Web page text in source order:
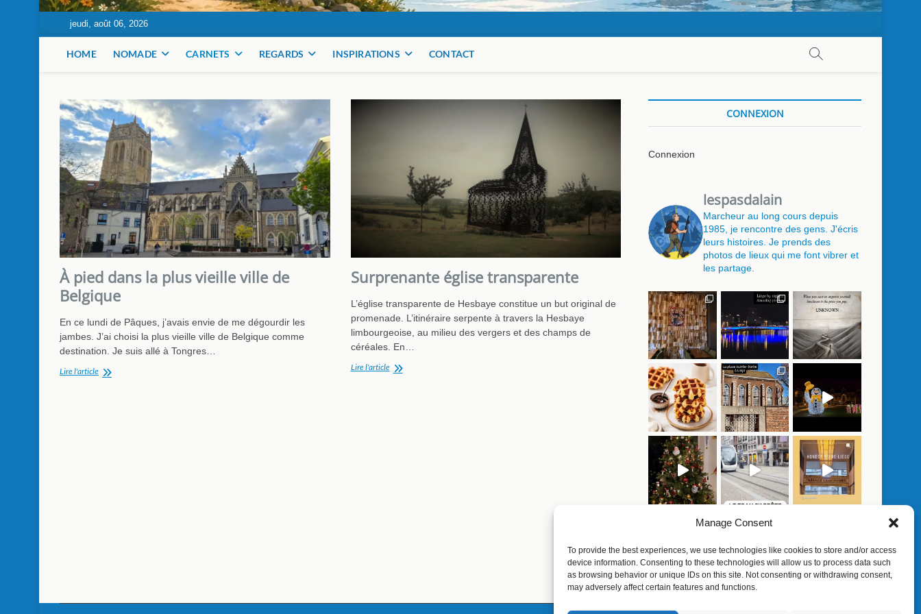
Manage Consent
To provide the best experiences, we use technologies like cookies to store and/or access
device information. Consenting to these technologies will allow us to process data such
as browsing behavior or unique IDs on this site. Not consenting or withdrawing consent,
may adversely affect certain features and functions.
jeudi, août 06, 2026
Les pas d'Alain
HOME NOMADE CARNETS REGARDS INSPIRATIONS CONTACT
À pied dans la plus vieille ville de
Belgique
En ce lundi de Pâques, j’avais envie de me dégourdir les
jambes. J’ai choisi la plus vieille ville de Belgique comme
destination. Je suis allé à Tongres…
Lire l'articleÀ
Surprenante église transparente
L’église transparente de Hesbaye constitue un but original de
promenade. L’itinéraire serpente à travers la Hesbaye
limbourgeoise, au milieu des vergers et des champs de
céréales. En…
Lire l'articleSurprenante
CONNEXION
Connexion
lespasdalain
Marcheur au long cours depuis
1985, je rencontre des gens. J'écris
leurs histoires. Je prends des
photos de lieux qui me font vibrer et
les partage.
Charger plus…
Suivez moi sur Instagram